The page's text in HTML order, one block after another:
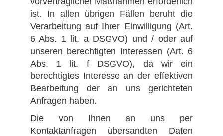
ist. In allen übrigen Fällen beruht die
Verarbeitung auf Ihrer Einwilligung (Art.
6 Abs. 1 lit. a DSGVO) und / oder auf
unseren berechtigten Interessen (Art. 6
Abs. 1 lit. f DSGVO), da wir ein
berechtigtes Interesse an der effektiven
Bearbeitung der an uns gerichteten
Anfragen haben.
Die von Ihnen an uns per
Kontaktanfragen übersandten Daten